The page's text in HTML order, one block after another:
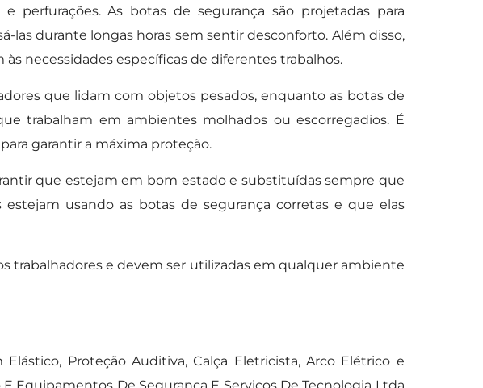
As botas de segurança são projetadas para
las durante longas horas sem sentir desconforto. Além disso,
necessidades específicas de diferentes trabalhos.
que lidam com objetos pesados, enquanto as botas de
trabalham em ambientes molhados ou escorregadios. É
garantir a máxima proteção.
que estejam em bom estado e substituídas sempre que
usando as botas de segurança corretas e que elas
trabalhadores e devem ser utilizadas em qualquer ambiente
Proteção Auditiva, Calça Eletricista, Arco Elétrico e